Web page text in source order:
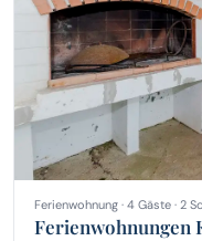
Ferienwohnung · 4 Gäste · 2
Ferienwohnungen